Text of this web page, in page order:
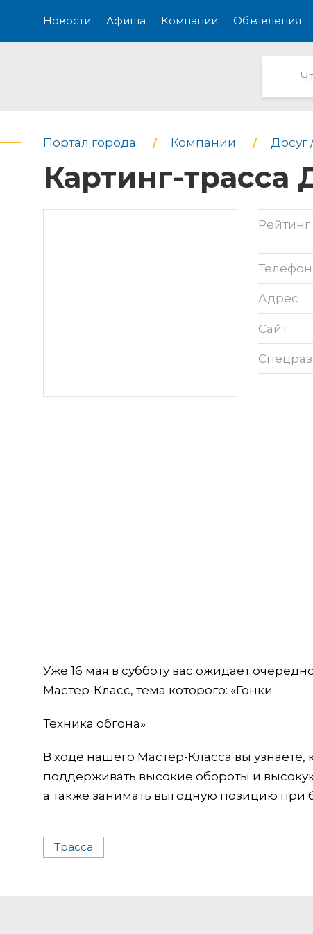
Новости Афиша Компании Объявления
Портал города Компании Досуг
Картинг-трасса
Рейтинг
Телефон
Адрес
Сайт
Уже 16 мая в субботу вас ожидает
Мастер-Класс, тема которого: «Гонки
Техника обгона»
В ходе нашего Мастер-Класса вы узнаете,
поддерживать высокие обороты и
а также занимать выгодную позицию при
Трасса